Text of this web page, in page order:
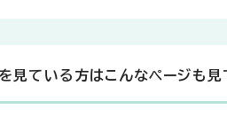
見ている方はこんなページも見